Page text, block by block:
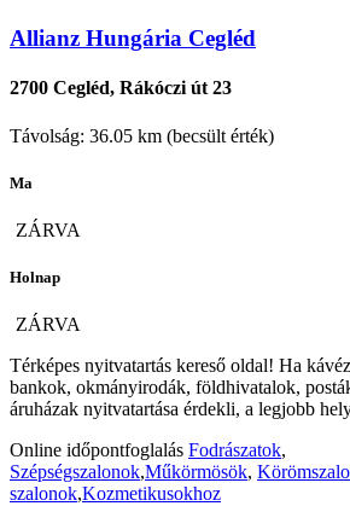
Allianz Hungária Cegléd
2700 Cegléd, Rákóczi út 23
Távolság: 36.05 km (becsült érték)
Ma
ZÁRVA
Holnap
ZÁRVA
Térképes nyitvatartás kereső oldal! Ha
bankok, okmányirodák, földhivatalok,
áruházak nyitvatartása érdekli, a legjobb
Online időpontfoglalás Fodrászatok,
Szépségszalonok,Műkörmösök,
szalonok,Kozmetikusokhoz